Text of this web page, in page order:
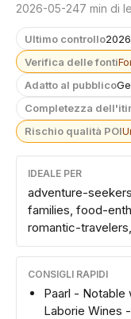
2026-05-247 min di
Ultimo controllo
Verifica delle fonti
Adatto al pubblico
Completezza
Rischio qualità POI
IDEALE PER
adventure-
families, food-
romantic-
CONSIGLI RAPIDI
Paarl - Notable
Laborie Wines